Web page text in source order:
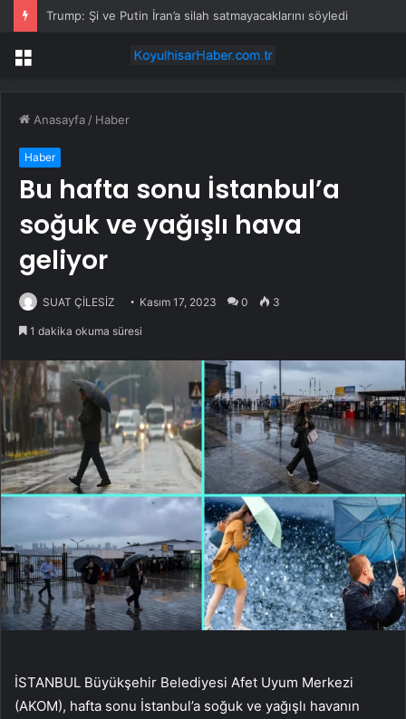
Trump: Şi ve Putin İran’a silah satmayacaklarını söyledi
Menü
Anasayfa / Haber
Haber
Bu hafta sonu İstanbul’a
soğuk ve yağışlı hava
geliyor
SUAT ÇİLESİZ Kasım 17, 2023 0 3
1 dakika okuma süresi
İSTANBUL Büyükşehir Belediyesi Afet Uyum Merkezi
(AKOM), hafta sonu İstanbul’a soğuk ve yağışlı havanın